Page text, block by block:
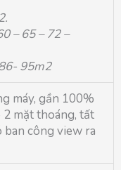
– 65 – 72 –
95m2
máy, gần 100%
2 mặt thoáng, tất
ban công view ra